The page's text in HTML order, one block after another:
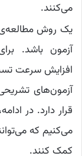
می‌کنند.
یک روش مطالعه‌ی
آزمون باشد.
افزایش سرعت
آزمون‌های
قرار دارد. در
می‌کنیم که
کمک کنند.